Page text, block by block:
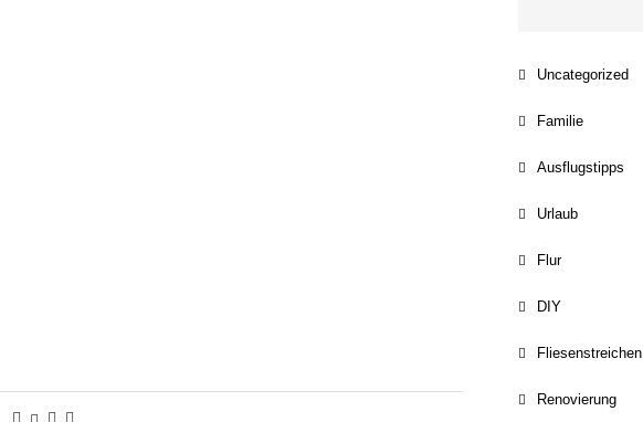
Uncategorized
Familie
Ausflugstipps
Urlaub
Flur
DIY
Fliesenstreichen
Renovierung